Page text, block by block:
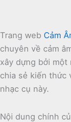
Trang web Cảm
chuyên về cảm
xây dựng bởi một
chia sẻ kiến thức
nhạc cụ này.
Nội dung chính